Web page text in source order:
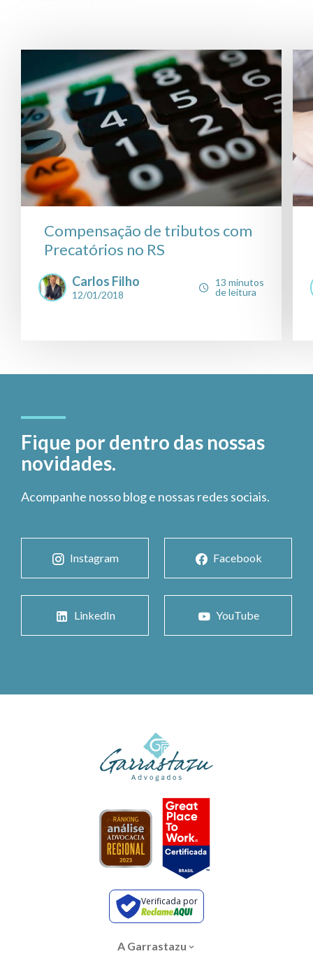
Compensação de tributos com
Precatórios no RS
Carlos Filho
12/01/2018
13 minutos
de leitura
Fique por dentro das nossas
novidades.
Acompanhe nosso blog e nossas redes sociais.
Instagram Facebook
LinkedIn YouTube
Verificada por
A Garrastazu